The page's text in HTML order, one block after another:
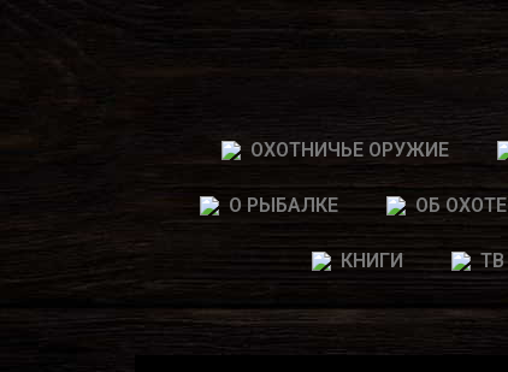
ОХОТНИЧЬЕ ОРУЖИЕ
О РЫБАЛКЕ ОБ ОХОТЕ
КНИГИ ТВ